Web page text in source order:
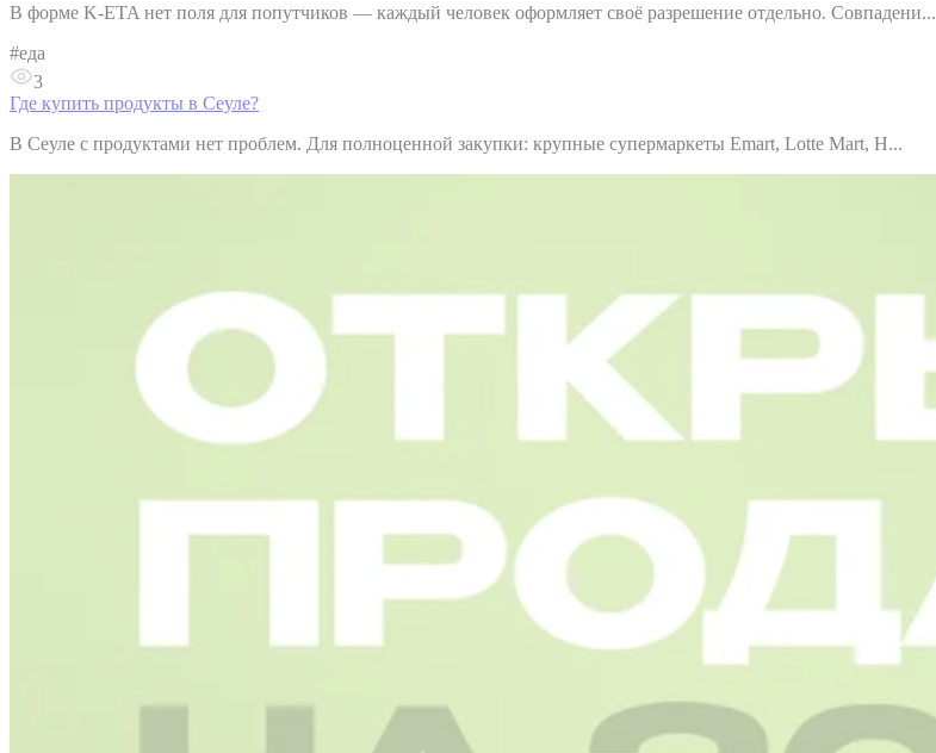
В форме K-ETA нет поля для попутчиков — каждый человек оформляет своё разрешение отдельно. Совпадени...
#еда
3
Где купить продукты в Сеуле?
В Сеуле с продуктами нет проблем. Для полноценной закупки: крупные супермаркеты Emart, Lotte Mart, H...